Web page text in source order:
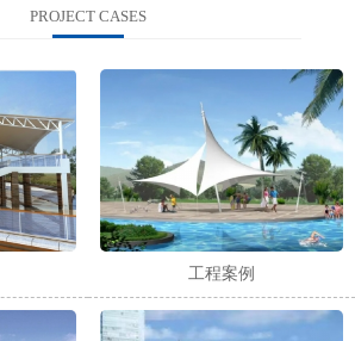
PROJECT CASES
工程案例